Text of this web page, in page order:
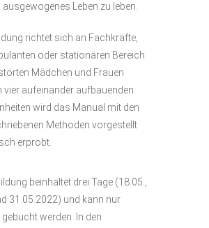
Leben zu leben.
richtet sich an Fachkräfte,
oder stationären Bereich
Mädchen und Frauen
vier aufeinander aufbauenden
wird das Manual mit den
Methoden vorgestellt
erprobt.
beinhaltet drei Tage (18.05.,
31.05.2022) und kann nur
werden. In den